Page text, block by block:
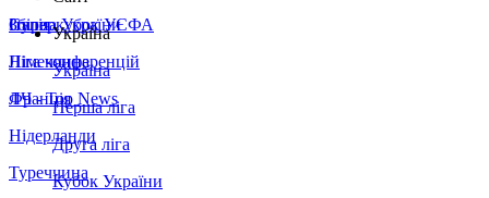
Збірна України
Італія
Німеччина
Франція
Нідерланди
Туреччина
Суперкубок УЄФА
Ліга конференцій
ЛЧ - Top News
Україна
Україна
Перша ліга
Друга ліга
Кубок України